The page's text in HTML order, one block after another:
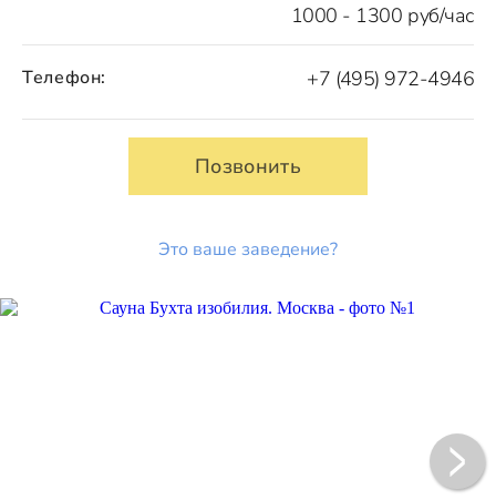
1000 - 1300 руб/час
Телефон: +7 (495) 972-4946
Позвонить
Это ваше заведение?